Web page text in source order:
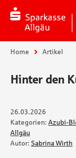
Sie sind hier:
Home Artikel
Hinter den
26.03.2026
Kategorien: Azubi-
Allgäu
Autor: Sabrina Wirth